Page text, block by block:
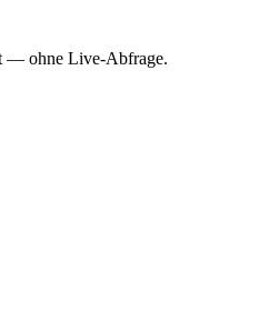
— ohne Live-Abfrage.